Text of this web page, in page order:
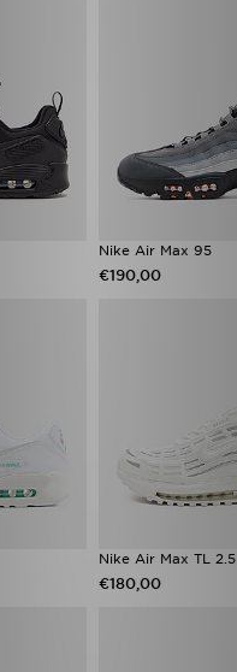
Nike Air Max 95
€190,00
Nike Air Max TL 2.5
€180,00